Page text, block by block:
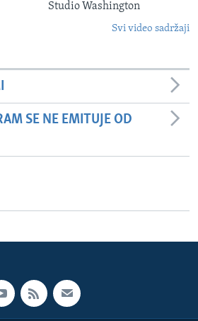
Studio Washington
Svi video sadržaji
SE NE EMITUJE OD